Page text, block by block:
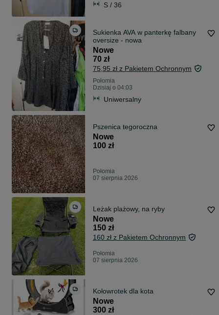
S / 36
Sukienka AVA w panterkę falbany
oversize - nowa
Nowe
70 zł
75,95 zł z Pakietem Ochronnym
Połomia
Dzisiaj o 04:03
Uniwersalny
Pszenica tegoroczna
Nowe
100 zł
Połomia
07 sierpnia 2026
Leżak plażowy, na ryby
Nowe
150 zł
160 zł z Pakietem Ochronnym
Połomia
07 sierpnia 2026
Kołowrotek dla kota
Nowe
300 zł